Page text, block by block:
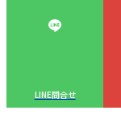
LINE問合せ